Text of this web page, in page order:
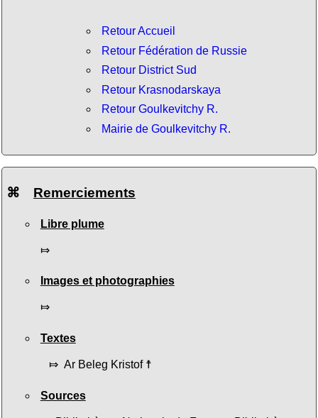
Retour Accueil
Retour Fédération de Russie
Retour District Sud
Retour Krasnodarskaya
Retour Goulkevitchy R.
Mairie de Goulkevitchy R.
⌘ Remerciements
Libre plume
⤇
Images et photographies
⤇
Textes
⤇ Ar Beleg Kristof ☨
Sources